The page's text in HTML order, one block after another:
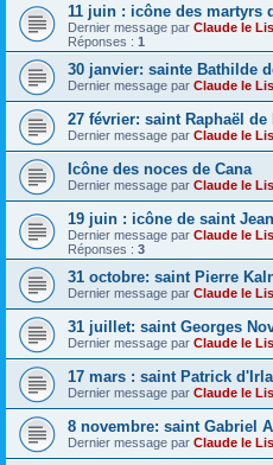
11 juin : icône des martyrs
Dernier message par Claude le
Réponses : 1
30 janvier: sainte Bathilde
Dernier message par Claude le
27 février: saint Raphaël
Dernier message par Claude le
Icône des noces de Cana
Dernier message par Claude le
19 juin : icône de saint
Dernier message par Claude le
Réponses : 3
31 octobre: saint Pierre
Dernier message par Claude le
31 juillet: saint Georges
Dernier message par Claude le
17 mars : saint Patrick
Dernier message par Claude le
8 novembre: saint Gabriel
Dernier message par Claude le